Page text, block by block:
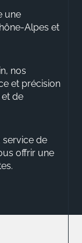
une
Alpes et
nos
et précision
et de
service de
offrir une